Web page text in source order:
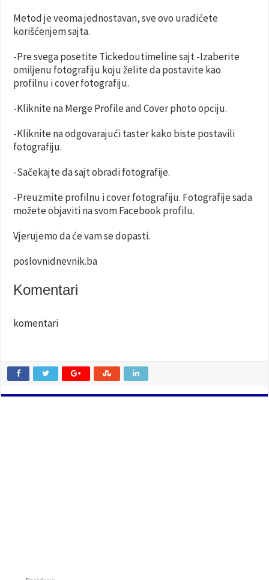
Metod je veoma jednostavan, sve ovo uradićete
korišćenjem sajta.
-Pre svega posetite Tickedoutimeline sajt -Izaberite
omiljenu fotografiju koju želite da postavite kao
profilnu i cover fotografiju.
-Kliknite na Merge Profile and Cover photo opciju.
-Kliknite na odgovarajući taster kako biste postavili
fotografiju.
-Sačekajte da sajt obradi fotografije.
-Preuzmite profilnu i cover fotografiju. Fotografije sada
možete objaviti na svom Facebook profilu.
Vjerujemo da će vam se dopasti.
poslovnidnevnik.ba
Komentari
komentari